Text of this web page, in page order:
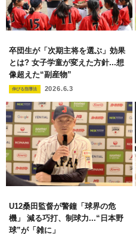
卒団生が「次期主将を選ぶ」効果
とは? 女子学童が変えた方針...想
像超えた“副産物”
伸びる指導法 2026.6.3
U12桑田監督が警鐘「球界の危
機」 減る巧打、制球力...“日本野
球”が「雑に」